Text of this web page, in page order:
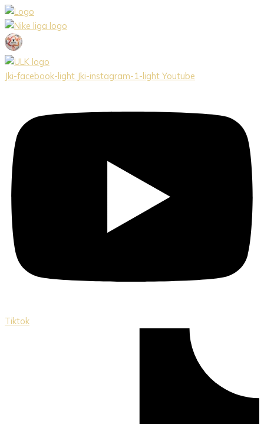
Preskočiť
na
obsah
Jki-facebook-light Jki-instagram-1-light Youtube
Tiktok